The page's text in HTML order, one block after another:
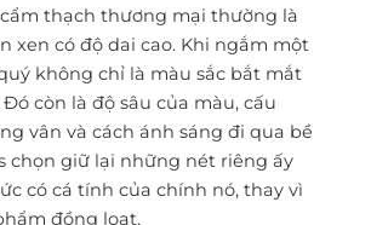
thạch thương mại thường là
xen có độ dai cao. Khi ngắm một
không chỉ là màu sắc bắt mắt
còn là độ sâu của màu, cấu
vân và cách ánh sáng đi qua bề
chọn giữ lại những nét riêng ấy
có cá tính của chính nó, thay vì
đồng loạt.